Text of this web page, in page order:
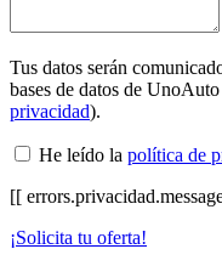
Tus datos serán
bases de datos de
privacidad).
He leído la política de
[[
¡Solicita tu oferta!